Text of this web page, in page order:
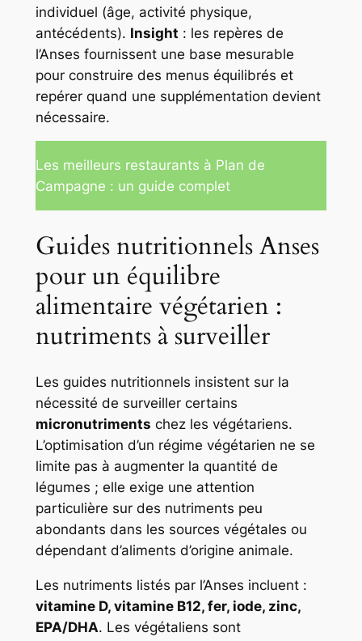
individuel (âge, activité physique,
antécédents). Insight : les repères de
l’Anses fournissent une base mesurable
pour construire des menus équilibrés et
repérer quand une supplémentation devient
nécessaire.
Les meilleurs restaurants à Plan de
Campagne : un guide complet
Guides nutritionnels Anses
pour un équilibre
alimentaire végétarien :
nutriments à surveiller
Les guides nutritionnels insistent sur la
nécessité de surveiller certains
micronutriments chez les végétariens.
L’optimisation d’un régime végétarien ne se
limite pas à augmenter la quantité de
légumes ; elle exige une attention
particulière sur des nutriments peu
abondants dans les sources végétales ou
dépendant d’aliments d’origine animale.
Les nutriments listés par l’Anses incluent :
vitamine D, vitamine B12, fer, iode, zinc,
EPA/DHA. Les végétaliens sont